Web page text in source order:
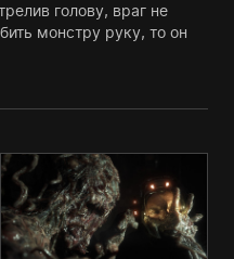
голову, враг не
монстру руку, то он